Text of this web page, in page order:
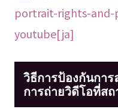
portrait-rights-and-
youtube[ja]
วิธีการป้องกันกา
การถ่ายวิดีโอที่ส